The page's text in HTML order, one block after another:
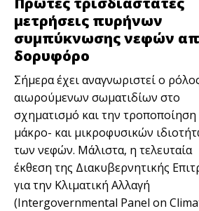
μετρήσεις πυρήνων
συμπύκνωσης νεφών
δορυφόρο
Σήμερα έχει αναγνωριστεί ο
αιωρούμενων σωματιδίων στο
σχηματισμό και την
μάκρο- και μικροφυσικών
των νεφών. Μάλιστα, η τελευταία
έκθεση της Διακυβερνητικής
για την Κλιματική Αλλαγή
(Intergovernmental Panel on